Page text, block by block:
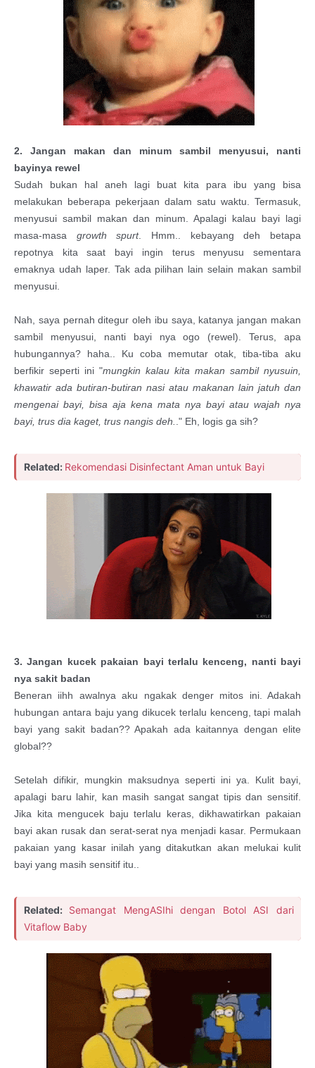
2. Jangan makan dan minum sambil menyusui, nanti
bayinya rewel
Sudah bukan hal aneh lagi buat kita para ibu yang bisa
melakukan beberapa pekerjaan dalam satu waktu. Termasuk,
menyusui sambil makan dan minum. Apalagi kalau bayi lagi
masa-masa growth spurt. Hmm.. kebayang deh betapa
repotnya kita saat bayi ingin terus menyusu sementara
emaknya udah laper. Tak ada pilihan lain selain makan sambil
menyusui.
Nah, saya pernah ditegur oleh ibu saya, katanya jangan makan
sambil menyusui, nanti bayi nya ogo (rewel). Terus, apa
hubungannya? haha.. Ku coba memutar otak, tiba-tiba aku
berfikir seperti ini "mungkin kalau kita makan sambil nyusuin,
khawatir ada butiran-butiran nasi atau makanan lain jatuh dan
mengenai bayi, bisa aja kena mata nya bayi atau wajah nya
bayi, trus dia kaget, trus nangis deh. ." Eh, logis ga sih?
Related: Rekomendasi Disinfectant Aman untuk Bayi
3. Jangan kucek pakaian bayi terlalu kenceng, nanti bayi
nya sakit badan
Beneran iihh awalnya aku ngakak denger mitos ini. Adakah
hubungan antara baju yang dikucek terlalu kenceng, tapi malah
bayi yang sakit badan?? Apakah ada kaitannya dengan elite
global??
Setelah difikir, mungkin maksudnya seperti ini ya. Kulit bayi,
apalagi baru lahir, kan masih sangat sangat tipis dan sensitif.
Jika kita mengucek baju terlalu keras, dikhawatirkan pakaian
bayi akan rusak dan serat-serat nya menjadi kasar. Permukaan
pakaian yang kasar inilah yang ditakutkan akan melukai kulit
bayi yang masih sensitif itu..
Related: Semangat MengASIhi dengan Botol ASI dari
Vitaflow Baby